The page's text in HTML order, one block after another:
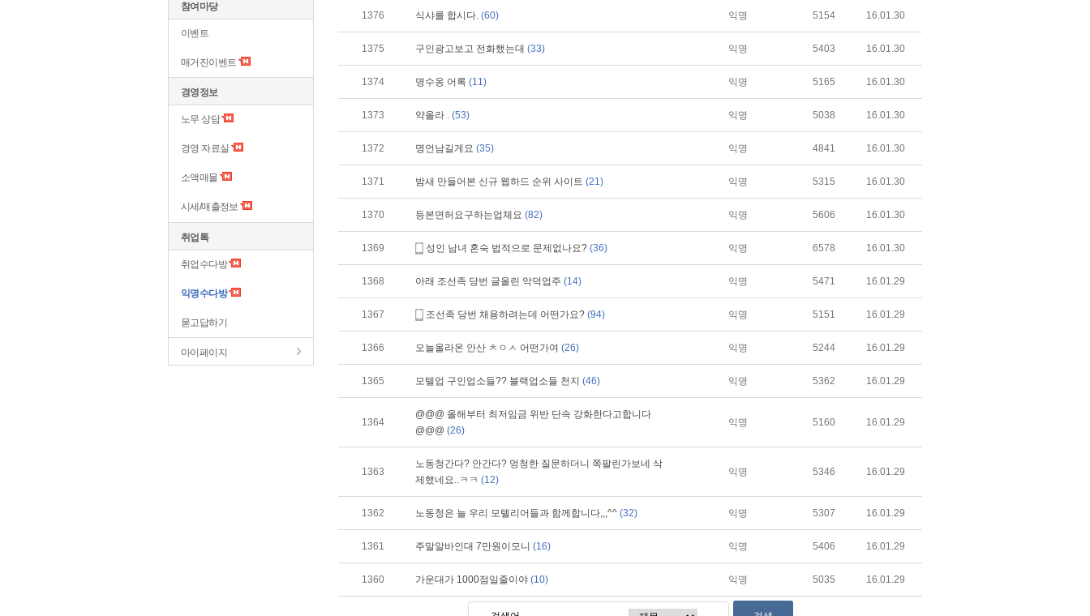
참여마당
이벤트
매거진이벤트
경영정보
노무 상담
경영 자료실
소액매물
시세/매출정보
취업톡
취업수다방
익명수다방
묻고답하기
마이페이지
1376 식샤를 합시다. (60) 익명 5154 16.01.30
1375 구인광고보고 전화했는대 (33) 익명 5403 16.01.30
1374 명수옹 어록 (11) 익명 5165 16.01.30
1373 약올라 . (53) 익명 5038 16.01.30
1372 명언남길게요 (35) 익명 4841 16.01.30
1371 밤새 만들어본 신규 웹하드 순위 사이트 (21) 익명 5315 16.01.30
1370 등본면허요구하는업체요 (82) 익명 5606 16.01.30
1369 성인 남녀 혼숙 법적으로 문제없나요? (36) 익명 6578 16.01.30
1368 아래 조선족 당번 글올린 악덕업주 (14) 익명 5471 16.01.29
1367 조선족 당번 채용하려는데 어떤가요? (94) 익명 5151 16.01.29
1366 오늘올라온 안산 ㅊㅇㅅ 어떤가여 (26) 익명 5244 16.01.29
1365 모텔업 구인업소들?? 블랙업소들 천지 (46) 익명 5362 16.01.29
1364
@@@ 올해부터 최저임금 위반 단속 강화한다고합니다
@@@ (26)
익명 5160 16.01.29
1363
노동청간다? 안간다? 멍청한 질문하더니 쪽팔린가보네 삭
제했네요..ㅋㅋ (12)
익명 5346 16.01.29
1362 노동청은 늘 우리 모텔리어들과 함께합니다,,,^^ (32) 익명 5307 16.01.29
1361 주말알바인대 7만원이모니 (16) 익명 5406 16.01.29
1360 가운대가 1000점일줄이야 (10) 익명 5035 16.01.29